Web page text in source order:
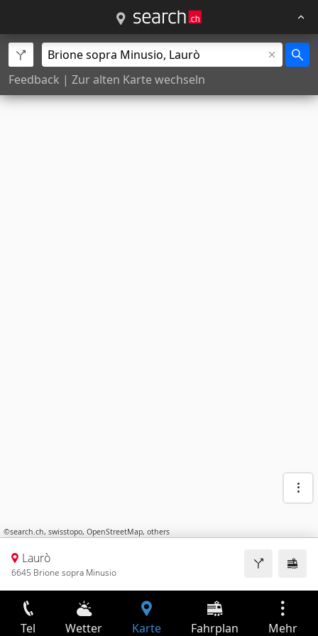
Feedback | Zur alten Karte wechseln
©search.ch, swisstopo, OpenStreetMap, others
Laurò
6645 Brione sopra Minusio
Tel Wetter Karte Fahrplan Mehr